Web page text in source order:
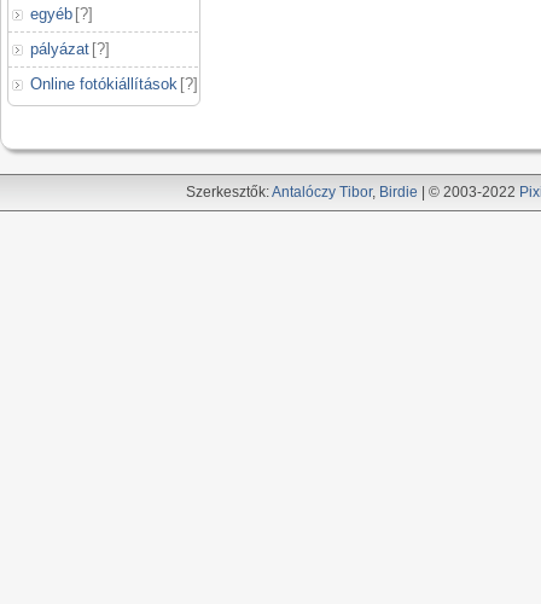
egyéb [?]
pályázat [?]
Online fotókiállítások [?]
Szerkesztők:Antalóczy Tibor, Birdie | © 2003-2022